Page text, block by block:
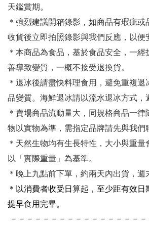
天鑑賞期。
＊強烈建議開箱錄影，如商品有瑕疵
收貨後立即拍照錄影與我們反應，以便
＊本商品為食品，基於食品安全，一
善導致變質，一概不接受退換貨。
＊退冰後請盡快料理食用，避免重複退
品變質。海鮮退冰請以流水退冰方式，
＊賣場商品流動量大，同規格商品一
物以實物為準，需指定品牌請先與我們
＊天然生物均有生長特性，大小與重
以「實際重量」為基準。
＊晚上九點前下單，約兩天內出貨，週
＊ 以消費者收受日算起，至少距有效日
提早食用完畢。
－－－－－－－－－－－－－－－－－